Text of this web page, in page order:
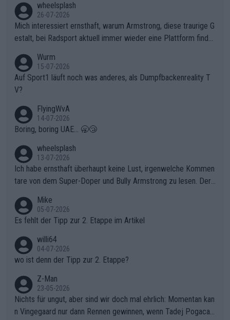
ganze Team auch mental stark zu machen und konkret am Erf
olg teilzuhaben, ist ihm ganz hoch anzurechnen. Das ist ein Zei
chen weit über den Radsport hinaus.
wheelsplash
26-07-2026
Mich interessiert ernsthaft, warum Armstrong, diese traurige G
estalt, bei Radsport aktuell immer wieder eine Plattform finde
Wurm
15-07-2026
Auf Sport1 läuft noch was anderes, als Dumpfbackenreality T
V?
FlyingWvA
14-07-2026
Boring, boring UAE... 🥱😴
wheelsplash
13-07-2026
Ich habe ernsthaft überhaupt keine Lust, irgenwelche Kommen
tare von dem Super-Doper und Bully Armstrong zu lesen. Der
r die gehört nicht in dieses Medium!
Mike
05-07-2026
Es fehlt der Tipp zur 2. Etappe im Artikel
willi64
04-07-2026
wo ist denn der Tipp zur 2. Etappe?
Z-Man
23-05-2026
Nichts für ungut, aber sind wir doch mal ehrlich: Momentan kan
n Vingegaard nur dann Rennen gewinnen, wenn Tadej Pogacar